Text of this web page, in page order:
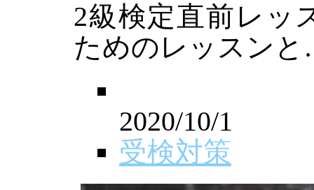
2級検定直前レッ
ためのレッスン
2020/10/1
受検対策